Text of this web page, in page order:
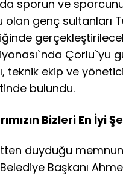
sporun ve
olan genç sultanları
Çorlu`yu
teknik ekip ve
bulundu.
Bizleri En İyi
duyduğu
Başkanı